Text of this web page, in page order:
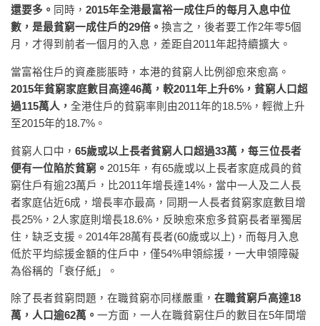
還要多。 同時， 2015年全港最富裕一成住戶的每月入息中位
數，是最貧窮一成住戶的29倍。 換言之，後者要工作2年零5個
月，才得到前者一個月的入息，差距自2011年起持續擴大。
當富裕住戶的資產膨脹時，本港的貧窮人比例卻愈來愈高。
2015年貧窮家庭數目高達46萬，較2011年上升6% ，貧窮人口超
過115萬人， 全港住戶的貧窮率則由2011年的18.5%，輕微上升
至2015年的18.7%。
貧窮人口中， 65歲或以上長者貧窮人口超過33萬，每三位長者
便有一位陷於貧窮。 2015年，有65歲或以上長者家庭成員的貧
窮住戶有逾23萬戶，比2011年增長達14%，當中一人及二人長
者家庭佔近6成，增長率亦最高，同期一人長者貧窮家庭數目增
長25%，2人家庭則增長18.6%，反映愈來愈多貧窮長者單獨居
住，缺乏支援。2014年28萬有長者(60歲或以上)，而每月入息
低於平均綜援金額的住戶中，僅54%申領綜援，一大申領障礙
為俗稱的「衰仔紙」。
除了長者貧窮問題，在職貧窮亦同樣嚴重， 在職貧窮戶高達18
萬 ，人口逾62萬 。 一方面，一人在職貧窮住戶的數目在5年間增